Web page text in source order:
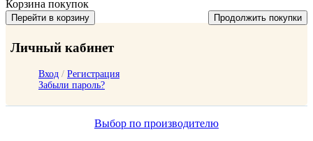
Корзина покупок
Перейти в корзину Продолжить покупки
Личный кабинет
Вход / Регистрация
Забыли пароль?
Выбор по производителю